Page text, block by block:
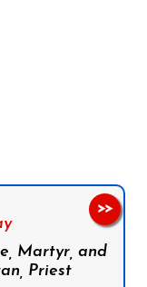
Martyr, and
Priest
>>